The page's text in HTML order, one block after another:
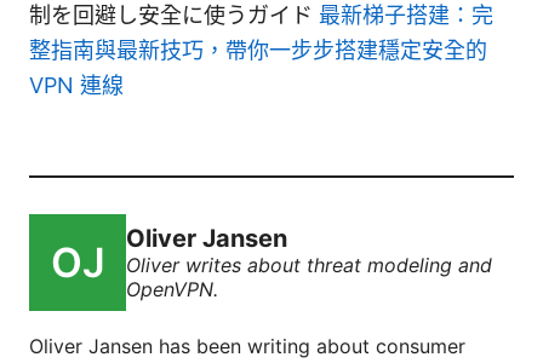
制を回避し安全に使うガイド 最新梯子搭建：完
整指南與最新技巧，帶你一步步搭建穩定安全的
VPN 連線
Oliver Jansen
Oliver writes about threat modeling and
OpenVPN.
Oliver Jansen has been writing about consumer